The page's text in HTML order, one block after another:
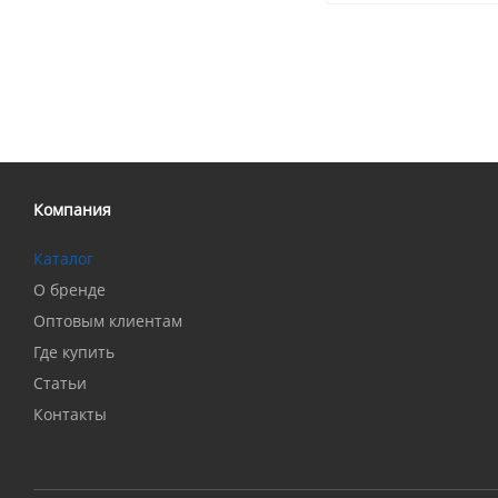
Компания
Каталог
О бренде
Оптовым клиентам
Где купить
Статьи
Контакты